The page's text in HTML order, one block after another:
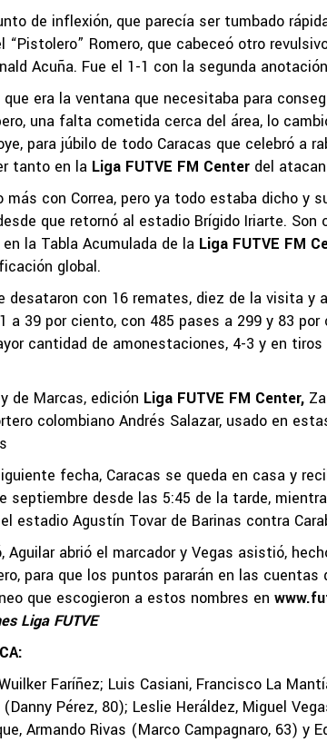
de inflexión, que parecía ser tumbado
“Pistolero” Romero, que cabeceó otro
Acuña. Fue el 1-1 con la segunda
que era la ventana que necesitaba para
una falta cometida cerca del área, lo
para júbilo de todo Caracas que celebró a
tanto en la Liga FUTVE FM Center del
más con Correa, pero ya todo estaba dicho
que retornó al estadio Brígido Iriarte.
la Tabla Acumulada de la Liga FUTVE FM
global.
desataron con 16 remates, diez de la visita y
a 39 por ciento, con 485 pases a 299 y 83
cantidad de amonestaciones, 4-3 y en
de Marcas, edición Liga FUTVE FM Center,
colombiano Andrés Salazar, usado en
fecha, Caracas se queda en casa y
septiembre desde las 5:45 de la tarde,
estadio Agustín Tovar de Barinas contra
Aguilar abrió el marcador y Vegas asistió,
para que los puntos pararán en las
que escogieron a estos nombres en
Liga FUTVE
Wuilker Faríñez; Luis Casiani, Francisco La
Pérez, 80); Leslie Heráldez, Miguel
Armando Rivas (Marco Campagnaro, 63) y